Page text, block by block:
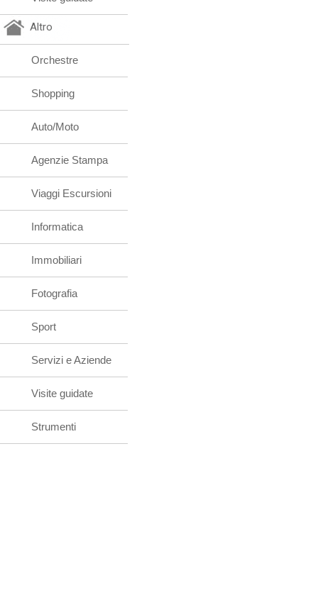
Altro
Orchestre
Shopping
Auto/Moto
Agenzie Stampa
Viaggi Escursioni
Informatica
Immobiliari
Fotografia
Sport
Servizi e Aziende
Visite guidate
Strumenti